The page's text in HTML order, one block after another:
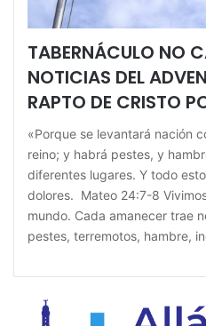
TABERNÁCULO NO
NOTICIAS DEL
RAPTO DE CRISTO
«Porque se levantará nación
reino; y habrá pestes, y
diferentes lugares. Y todo
dolores. Mateo 24:7-8
mundo. Cada amanecer trae
pestes, terremotos, hambre,